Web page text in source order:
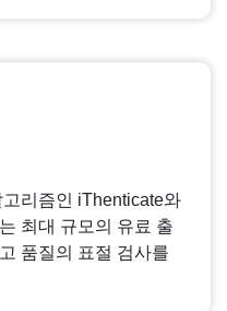
리즘인 iThenticate와
최대 규모의 유료 출
품질의 표절 검사를